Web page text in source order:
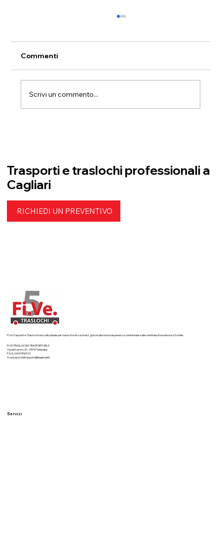
Commenti
Scrivi un commento...
Trasporti e traslochi professionali a
Cagliari
RICHIEDI UN PREVENTIVO
Fi.Ve Trasporti e Traslochi è la scelta ideale per traslochi senza stress, grazie alla nostra esperienza ventennale e alle centinaia di recensioni a 5 stelle.
FI.VE.TRASLOCHI E TRASPORTI SRLS
Via del Lavoro 36 - 09047 Selargius
P.IVA: 04147850921
fi.ve.traslochietrasporti@legalmail.it
Servizi